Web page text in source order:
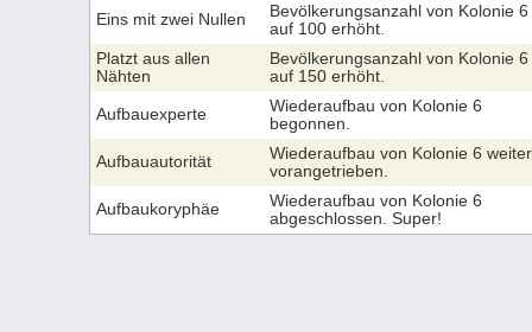
Eins mit zwei Nullen
Bevölkerungsanzahl von Kolonie 6
auf 100 erhöht.
Platzt aus allen
Nähten
Bevölkerungsanzahl von Kolonie 6
auf 150 erhöht.
Aufbauexperte
Wiederaufbau von Kolonie 6
begonnen.
Aufbauautorität
Wiederaufbau von Kolonie 6 weiter
vorangetrieben.
Aufbaukoryphäe
Wiederaufbau von Kolonie 6
abgeschlossen. Super!